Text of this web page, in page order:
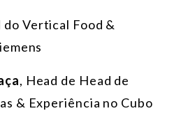
do Vertical Food &
, Head de Head de
& Experiência no Cubo